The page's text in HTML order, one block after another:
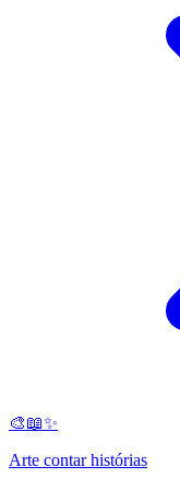
🎨📖✨
Arte contar histórias